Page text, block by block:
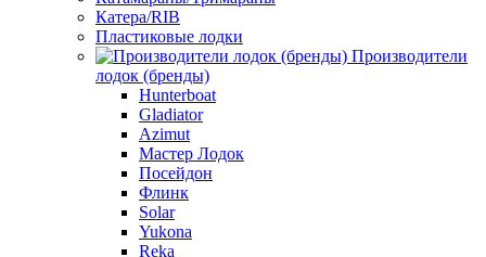
Катера/RIB
Пластиковые лодки
Производители
лодок (бренды)
Hunterboat
Gladiator
Azimut
Мастер Лодок
Посейдон
Флинк
Solar
Yukona
Reka